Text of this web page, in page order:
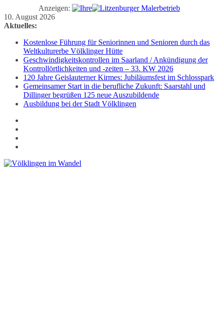
Anzeigen:
Zum
Inhalt
10. August 2026
Aktuelles:
Kostenlose Führung für Seniorinnen und Senioren durch das
Weltkulturerbe Völklinger Hütte
Geschwindigkeitskontrollen im Saarland / Ankündigung der
Kontrollörtlichkeiten und -zeiten – 33. KW 2026
120 Jahre Geislauterner Kirmes: Jubiläumsfest im Schlosspark
Gemeinsamer Start in die berufliche Zukunft: Saarstahl und
Dillinger begrüßen 125 neue Auszubildende
Ausbildung bei der Stadt Völklingen